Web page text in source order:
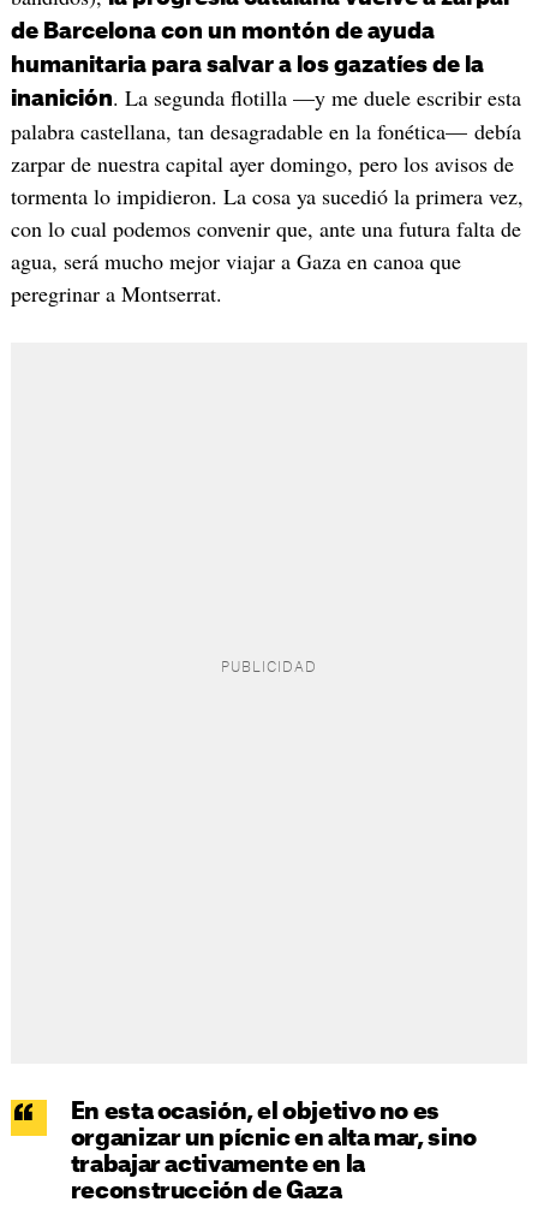
de Barcelona con un montón de ayuda
humanitaria para salvar a los gazatíes de la
inanición. La segunda flotilla —y me duele escribir esta
palabra castellana, tan desagradable en la fonética— debía
zarpar de nuestra capital ayer domingo, pero los avisos de
tormenta lo impidieron. La cosa ya sucedió la primera vez,
con lo cual podemos convenir que, ante una futura falta de
agua, será mucho mejor viajar a Gaza en canoa que
peregrinar a Montserrat.
En esta ocasión, el objetivo no es
organizar un pícnic en alta mar, sino
trabajar activamente en la
reconstrucción de Gaza